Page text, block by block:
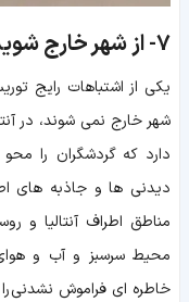
7- از شهر خارج
یکی از اشتباهات رایج
شهر خارج نمی شوند، در
دارد که گردشگران را
دیدنی ها و جاذبه های
مناطق اطراف آنتالیا و
محیط سرسبز و آب و
خاطره ای فراموش نشدنی